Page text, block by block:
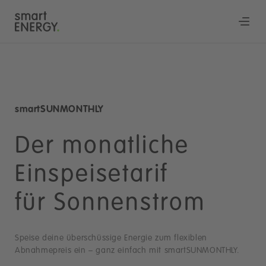
smartSUNMONTHLY
Der monatliche
Einspeisetarif
für Sonnenstrom
Speise deine überschüssige Energie zum flexiblen
Abnahmepreis ein – ganz einfach mit smartSUNMONTHLY.